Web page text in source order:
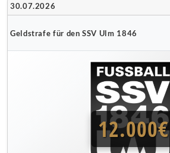
30.07.2026
Geldstrafe für den SSV Ulm 1846
12.000€